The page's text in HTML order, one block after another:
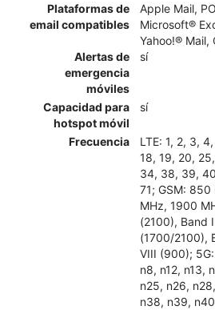
Plataformas de
email compatibles
Apple Mail,
Microsoft®
Yahoo!® Mail,
Alertas de
emergencia
móviles
sí
Capacidad para
hotspot móvil
sí
Frecuencia
LTE: 1, 2, 3,
18, 19, 20,
34, 38, 39,
71; GSM:
MHz, 1900
(2100), Band
(1700/2100),
VIII (900);
n8, n12, n13,
n25, n26,
n38, n39,